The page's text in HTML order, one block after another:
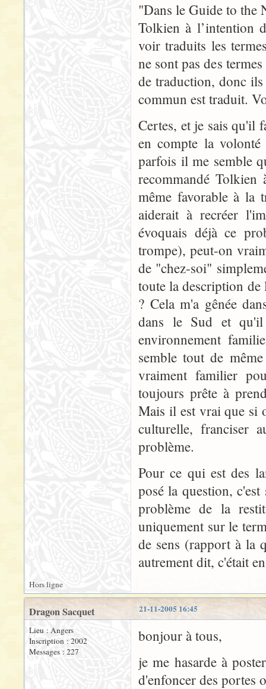
"Dans le Guide to the
Tolkien à l’intention
voir traduits les
ne sont pas des
de traduction, donc
commun est traduit.
Certes, et je sais qu'il
en compte la
parfois il me semble
recommandé
même favorable à la
aiderait à recréer
évoquais déjà ce
trompe), peut-on
de "chez-soi"
toute la description de
? Cela m'a gênée
dans le Sud et
environnement
semble tout de
vraiment familier
toujours prête à
Mais il est vrai que si
culturelle, franciser
problème.
Pour ce qui est des
posé la question,
problème de la
uniquement sur le
de sens (rapport à la
autrement dit, c'était
Hors ligne
21-11-2005 16:45
Dragon Sacquet
Lieu : Angers
Inscription : 2002
Messages : 227
bonjour à tous,
je me hasarde à
d'enfoncer des portes